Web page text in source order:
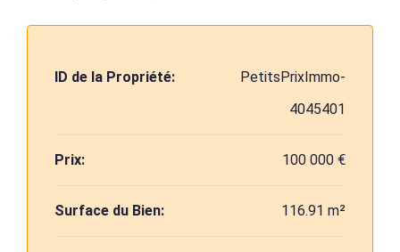
ID de la Propriété:
PetitsPrixImmo-
4045401
Prix: 100 000 €
Surface du Bien: 116.91 m²